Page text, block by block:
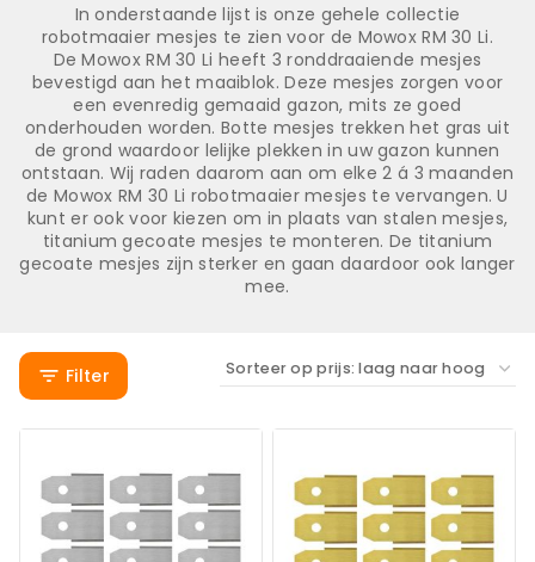
In onderstaande lijst is onze gehele collectie
robotmaaier mesjes te zien voor de Mowox RM 30 Li.
De Mowox RM 30 Li heeft 3 ronddraaiende mesjes
bevestigd aan het maaiblok. Deze mesjes zorgen voor
een evenredig gemaaid gazon, mits ze goed
onderhouden worden. Botte mesjes trekken het gras uit
de grond waardoor lelijke plekken in uw gazon kunnen
ontstaan. Wij raden daarom aan om elke 2 á 3 maanden
de Mowox RM 30 Li robotmaaier mesjes te vervangen. U
kunt er ook voor kiezen om in plaats van stalen mesjes,
titanium gecoate mesjes te monteren. De titanium
gecoate mesjes zijn sterker en gaan daardoor ook langer
mee.
Filter